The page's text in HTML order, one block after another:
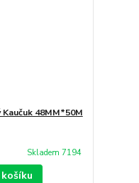
48MM*50M
Skladem 7194